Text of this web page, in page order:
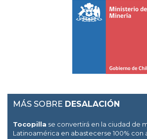
MÁS SOBRE DESALACIÓN
Tocopilla se convertirá en la ciudad de
Latinoamérica en abastecerse 100% con